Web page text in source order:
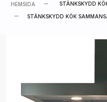
HEMSIDA STÄNKSKYDD
STÄNKSKYDD KÖK